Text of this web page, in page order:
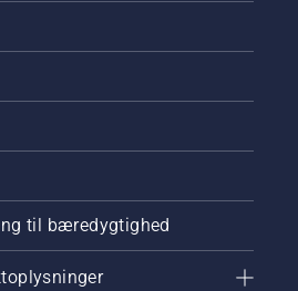
til bæredygtighed